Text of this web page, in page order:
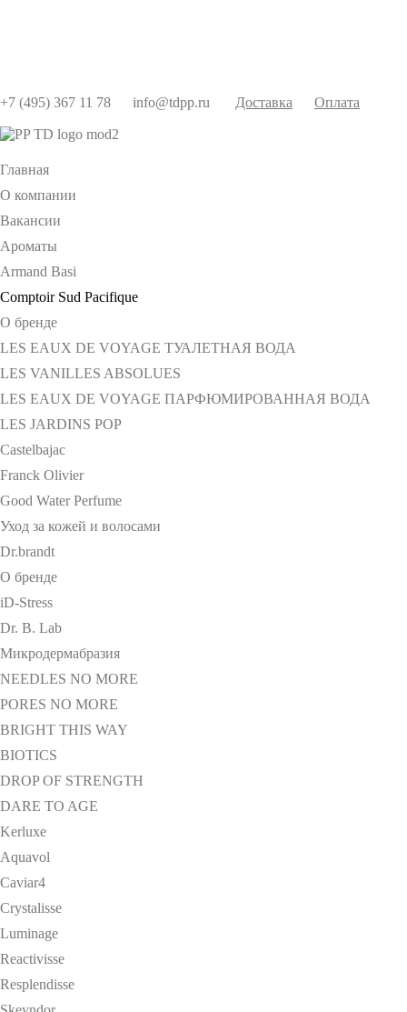
+7 (495) 367 11 78 info@tdpp.ru Доставка Оплата
Главная
О компании
Вакансии
Ароматы
Armand Basi
Comptoir Sud Pacifique
О бренде
LES EAUX DE VOYAGE ТУАЛЕТНАЯ ВОДА
LES VANILLES ABSOLUES
LES EAUX DE VOYAGE ПАРФЮМИРОВАННАЯ ВОДА
LES JARDINS POP
Castelbajac
Franck Olivier
Good Water Perfume
Уход за кожей и волосами
Dr.brandt
О бренде
iD-Stress
Dr. B. Lab
Микродермабразия
NEEDLES NO MORE
PORES NO MORE
BRIGHT THIS WAY
BIOTICS
DROP OF STRENGTH
DARE TO AGE
Kerluxe
Aquavol
Caviar4
Crystalisse
Luminage
Reactivisse
Resplendisse